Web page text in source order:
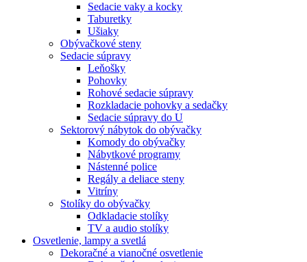
Sedacie vaky a kocky
Taburetky
Ušiaky
Obývačkové steny
Sedacie súpravy
Leňošky
Pohovky
Rohové sedacie súpravy
Rozkladacie pohovky a sedačky
Sedacie súpravy do U
Sektorový nábytok do obývačky
Komody do obývačky
Nábytkové programy
Nástenné police
Regály a deliace steny
Vitríny
Stolíky do obývačky
Odkladacie stolíky
TV a audio stolíky
Osvetlenie, lampy a svetlá
Dekoračné a vianočné osvetlenie